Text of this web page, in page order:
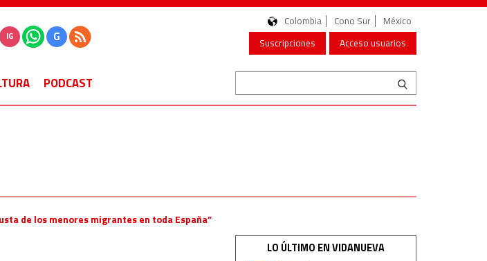
IG G
Colombia Cono Sur
México
Suscripciones
Acceso usuarios
PODCAST
de los menores migrantes en toda España”
LO ÚLTIMO EN VIDANUEVA